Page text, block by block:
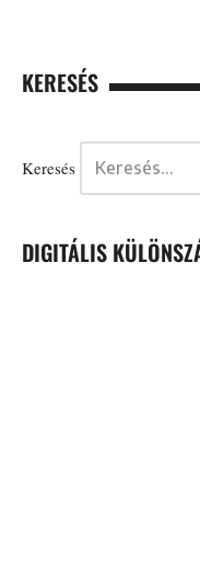
KERESÉS
Keresés
DIGITÁLIS